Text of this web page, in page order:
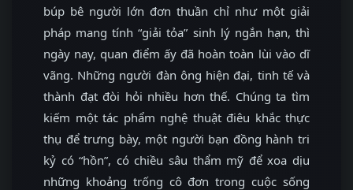
búp bê người lớn đơn thuần chỉ như một giải
pháp mang tính “giải tỏa” sinh lý ngắn hạn, thì
ngày nay, quan điểm ấy đã hoàn toàn lùi vào dĩ
vãng. Những người đàn ông hiện đại, tinh tế và
thành đạt đòi hỏi nhiều hơn thế. Chúng ta tìm
kiếm một tác phẩm nghệ thuật điêu khắc thực
thụ để trưng bày, một người bạn đồng hành tri
kỷ có “hồn”, có chiều sâu thẩm mỹ để xoa dịu
những khoảng trống cô đơn trong cuộc sống